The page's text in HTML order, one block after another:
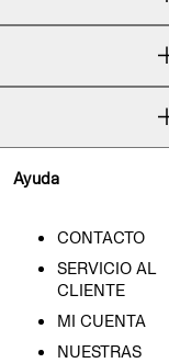
Ayuda
CONTACTO
SERVICIO AL
CLIENTE
MI CUENTA
NUESTRAS